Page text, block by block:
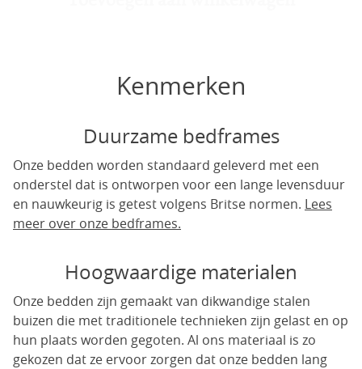
Kenmerken
Duurzame bedframes
Onze bedden worden standaard geleverd met een
onderstel dat is ontworpen voor een lange levensduur
en nauwkeurig is getest volgens Britse normen. Lees
meer over onze bedframes.
Hoogwaardige materialen
Onze bedden zijn gemaakt van dikwandige stalen
buizen die met traditionele technieken zijn gelast en op
hun plaats worden gegoten. Al ons materiaal is zo
gekozen dat ze ervoor zorgen dat onze bedden lang